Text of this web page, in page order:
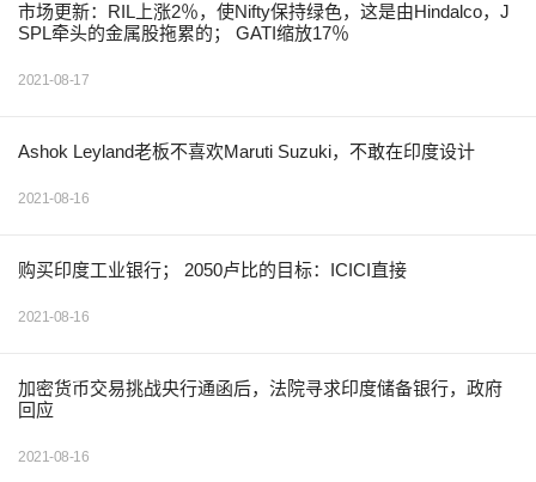
市场更新：RIL上涨2％，使Nifty保持绿色，这是由Hindalco，J
SPL牵头的金属股拖累的； GATI缩放17％
2021-08-17
Ashok Leyland老板不喜欢Maruti Suzuki，不敢在印度设计
2021-08-16
购买印度工业银行； 2050卢比的目标：ICICI直接
2021-08-16
加密货币交易挑战央行通函后，法院寻求印度储备银行，政府
回应
2021-08-16